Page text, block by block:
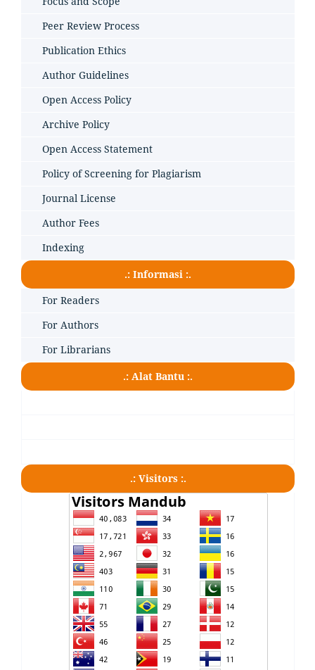
Peer Review Process
Publication Ethics
Author Guidelines
Open Access Policy
Archive Policy
Open Access Statement
Policy of Screening for Plagiarism
Journal License
Author Fees
Indexing
.: Informasi :.
For Readers
For Authors
For Librarians
.: Alat Bantu :.
.: Visitors :.